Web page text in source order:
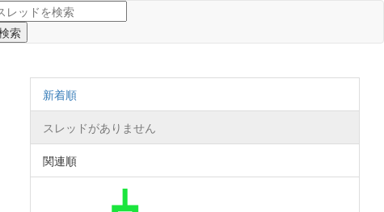
新着順
スレッドがありません
関連順